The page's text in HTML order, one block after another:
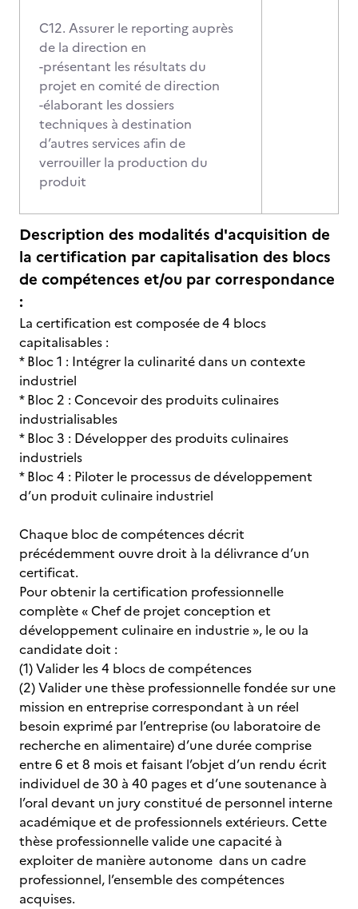
C12. Assurer le reporting auprès
de la direction en
-présentant les résultats du
projet en comité de direction
-élaborant les dossiers
techniques à destination
d’autres services afin de
verrouiller la production du
produit
Description des modalités d'acquisition de
la certification par capitalisation des blocs
de compétences et/ou par correspondance
:
La certification est composée de 4 blocs
capitalisables :
* Bloc 1 : Intégrer la culinarité dans un contexte
industriel
* Bloc 2 : Concevoir des produits culinaires
industrialisables
* Bloc 3 : Développer des produits culinaires
industriels
* Bloc 4 : Piloter le processus de développement
d’un produit culinaire industriel
Chaque bloc de compétences décrit
précédemment ouvre droit à la délivrance d’un
certificat.
Pour obtenir la certification professionnelle
complète « Chef de projet conception et
développement culinaire en industrie », le ou la
candidate doit :
(1) Valider les 4 blocs de compétences
(2) Valider une thèse professionnelle fondée sur une
mission en entreprise correspondant à un réel
besoin exprimé par l’entreprise (ou laboratoire de
recherche en alimentaire) d’une durée comprise
entre 6 et 8 mois et faisant l’objet d’un rendu écrit
individuel de 30 à 40 pages et d’une soutenance à
l’oral devant un jury constitué de personnel interne
académique et de professionnels extérieurs. Cette
thèse professionnelle valide une capacité à
exploiter de manière autonome dans un cadre
professionnel, l’ensemble des compétences
acquises.